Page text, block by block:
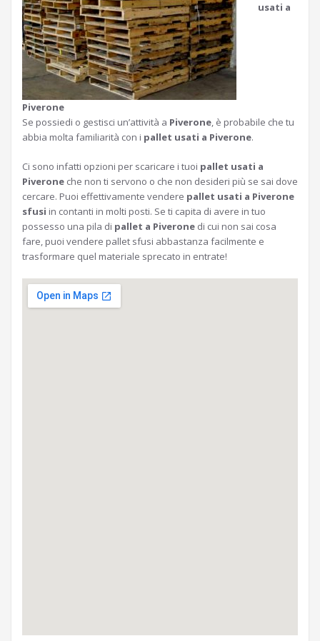
usati a
Piverone
Se possiedi o gestisci un’attività a Piverone, è probabile che tu
abbia molta familiarità con i pallet usati a Piverone.
Ci sono infatti opzioni per scaricare i tuoi pallet usati a
Piverone che non ti servono o che non desideri più se sai dove
cercare. Puoi effettivamente vendere pallet usati a Piverone
sfusi in contanti in molti posti. Se ti capita di avere in tuo
possesso una pila di pallet a Piverone di cui non sai cosa
fare, puoi vendere pallet sfusi abbastanza facilmente e
trasformare quel materiale sprecato in entrate!